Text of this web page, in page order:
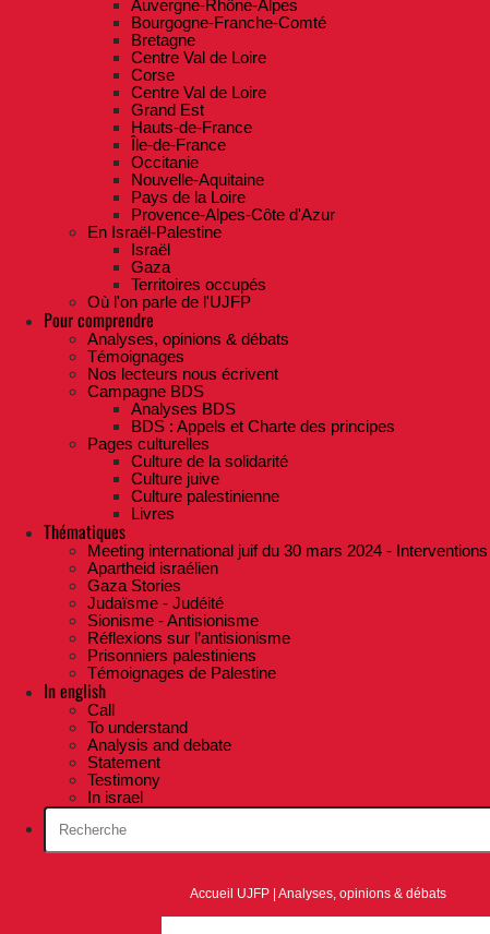
Auvergne-Rhône-Alpes
Bourgogne-Franche-Comté
Bretagne
Centre Val de Loire
Corse
Centre Val de Loire
Grand Est
Hauts-de-France
Île-de-France
Occitanie
Nouvelle-Aquitaine
Pays de la Loire
Provence-Alpes-Côte d'Azur
En Israël-Palestine
Israël
Gaza
Territoires occupés
Où l'on parle de l'UJFP
Pour comprendre
Analyses, opinions & débats
Témoignages
Nos lecteurs nous écrivent
Campagne BDS
Analyses BDS
BDS : Appels et Charte des principes
Pages culturelles
Culture de la solidarité
Culture juive
Culture palestinienne
Livres
Thématiques
Meeting international juif du 30 mars 2024 - Interventions
Apartheid israélien
Gaza Stories
Judaïsme - Judéité
Sionisme - Antisionisme
Réflexions sur l’antisionisme
Prisonniers palestiniens
Témoignages de Palestine
In english
Call
To understand
Analysis and debate
Statement
Testimony
In israel
Accueil UJFP |Analyses, opinions & débats